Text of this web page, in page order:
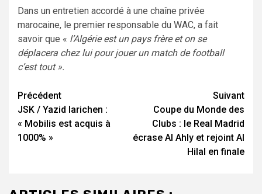
Dans un entretien accordé à une chaîne privée
marocaine, le premier responsable du WAC, a fait
savoir que « l’Algérie est un pays frère et on se
déplacera chez lui pour jouer un match de football
c’est tout ».
Navigation
d’article
Précédent
JSK / Yazid Iarichen :
« Mobilis est acquis à
1000% »
Suivant
Coupe du Monde des
Clubs : le Real Madrid
écrase Al Ahly et rejoint Al
Hilal en finale